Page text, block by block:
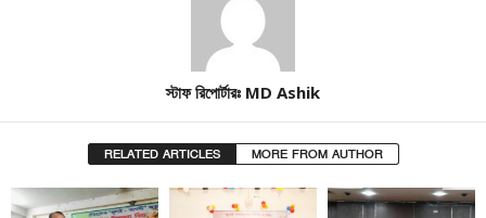
স্টাফ রিপোর্টারঃ MD Ashik
RELATED ARTICLES MORE FROM AUTHOR